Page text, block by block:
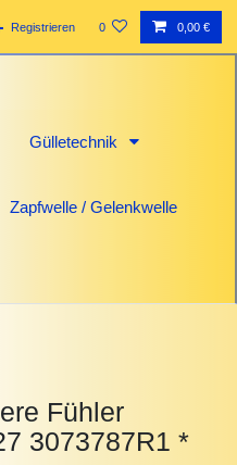
Registrieren 0 0,00 €
Gülletechnik
Zapfwelle / Gelenkwelle
Fühler
3073787R1 *